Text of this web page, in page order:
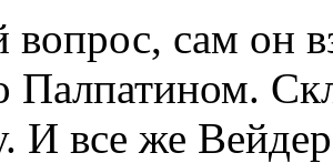
сам он
Палпатином.
И все же